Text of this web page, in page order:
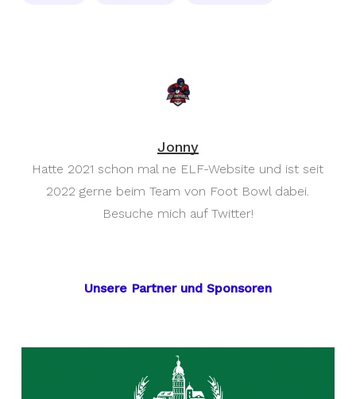
Jonny
Hatte 2021 schon mal ne ELF-Website und ist seit
2022 gerne beim Team von Foot Bowl dabei.
Besuche mich auf Twitter!
Unsere Partner und Sponsoren